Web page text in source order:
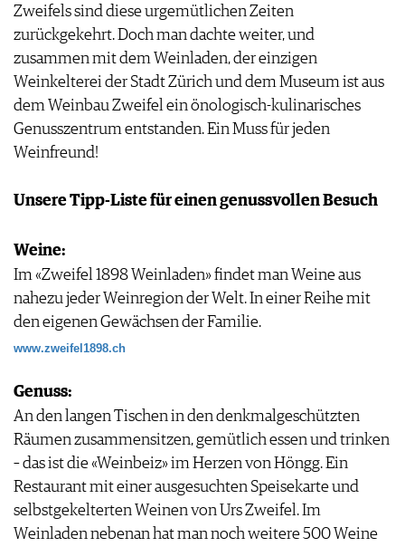
REDAKTION
JOBS
WERBUNG
PRESSE
IMPRESSUM
AGB & DATENSCHUTZ
FAQ
Zweifels sind diese urgemütlichen Zeiten
zurückgekehrt. Doch man dachte weiter, und
zusammen mit dem Weinladen, der einzigen
Weinkelterei der Stadt Zürich und dem Museum ist aus
dem Weinbau Zweifel ein önologisch-kulinarisches
Genusszentrum entstanden. Ein Muss für jeden
Weinfreund!
Unsere Tipp-Liste für einen genussvollen Besuch
Weine:
Im «Zweifel 1898 Weinladen» findet man Weine aus
nahezu jeder Weinregion der Welt. In einer Reihe mit
den eigenen Gewächsen der Familie.
www.zweifel1898.ch
Genuss:
An den langen Tischen in den denkmalgeschützten
Räumen zusammensitzen, gemütlich essen und trinken
– das ist die «Weinbeiz» im Herzen von Höngg. Ein
Restaurant mit einer ausgesuchten Speisekarte und
selbstgekelterten Weinen von Urs Zweifel. Im
Weinladen nebenan hat man noch weitere 500 Weine